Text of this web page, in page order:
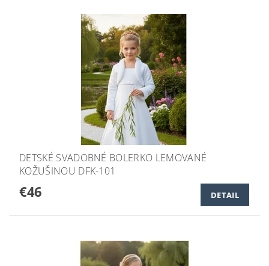
DETSKÉ SVADOBNÉ BOLERKO LEMOVANÉ
KOŽUŠINOU DFK-101
€46 DETAIL